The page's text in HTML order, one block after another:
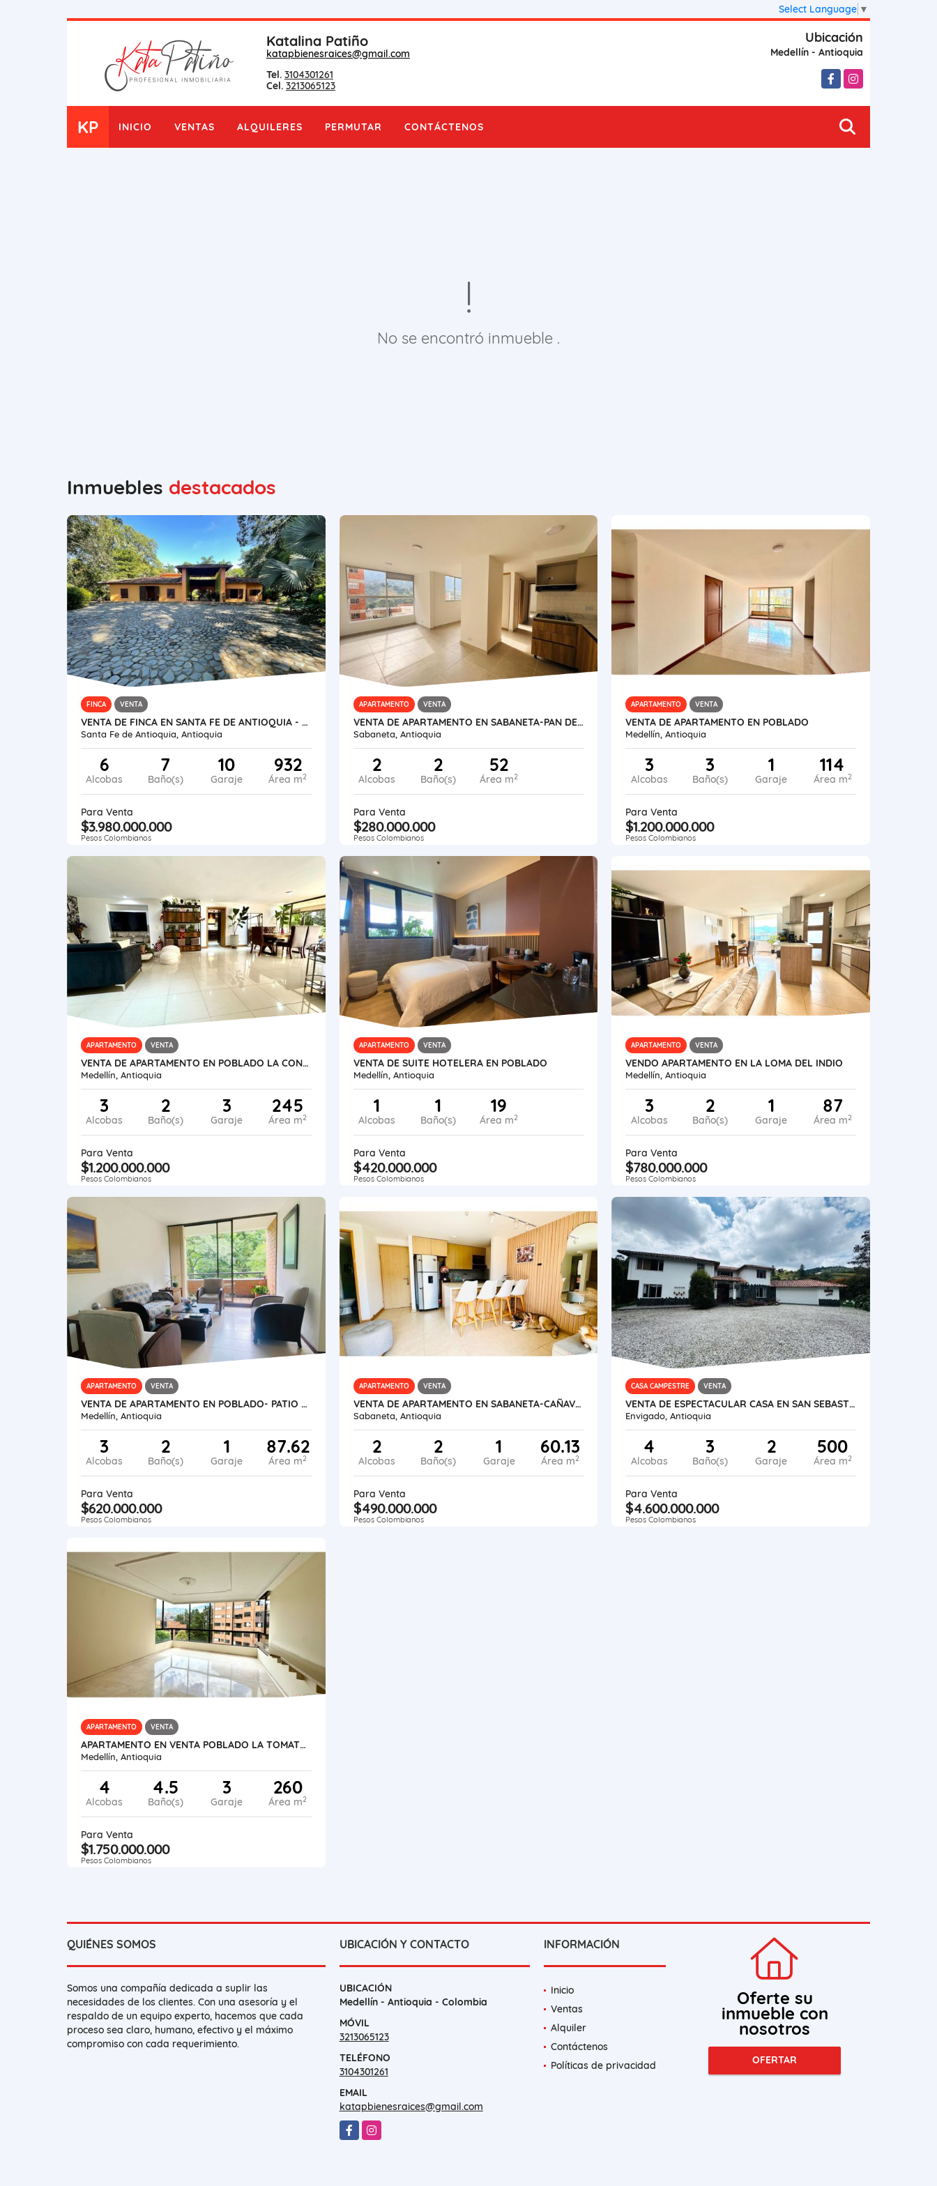
Select Language ▼
Katalina Patiño
katapbienesraices@gmail.com
Tel. 3104301261
Cel. 3213065123
Ubicación
Medellín - Antioquia
FacebookInstagram
KP INICIO VENTAS ALQUILERES PERMUTAR CONTÁCTENOS
No se encontró inmueble .
Inmuebles destacados
FINCA VENTA
VENTA DE FINCA EN SANTA FE DE ANTIOQUIA - PASO REAL, CERCA DE KANALOA
Santa Fe de Antioquia, Antioquia
6
Alcobas
7
Baño(s)
10
Garaje
932
Área m2
Para Venta
$3.980.000.000
Pesos Colombianos
APARTAMENTO VENTA
VENTA DE APARTAMENTO EN SABANETA-PAN DE AZUCAR
Sabaneta, Antioquia
2
Alcobas
2
Baño(s)
52
Área m2
Para Venta
$280.000.000
Pesos Colombianos
APARTAMENTO VENTA
VENTA DE APARTAMENTO EN POBLADO
Medellín, Antioquia
3
Alcobas
3
Baño(s)
1
Garaje
114
Área m2
Para Venta
$1.200.000.000
Pesos Colombianos
APARTAMENTO VENTA
VENTA DE APARTAMENTO EN POBLADO LA CONCHA
Medellín, Antioquia
3
Alcobas
2
Baño(s)
3
Garaje
245
Área m2
Para Venta
$1.200.000.000
Pesos Colombianos
APARTAMENTO VENTA
VENTA DE SUITE HOTELERA EN POBLADO
Medellín, Antioquia
1
Alcobas
1
Baño(s)
19
Área m2
Para Venta
$420.000.000
Pesos Colombianos
APARTAMENTO VENTA
VENDO APARTAMENTO EN LA LOMA DEL INDIO
Medellín, Antioquia
3
Alcobas
2
Baño(s)
1
Garaje
87
Área m2
Para Venta
$780.000.000
Pesos Colombianos
APARTAMENTO VENTA
VENTA DE APARTAMENTO EN POBLADO- PATIO BONITO
Medellín, Antioquia
3
Alcobas
2
Baño(s)
1
Garaje
87.62
Área m2
Para Venta
$620.000.000
Pesos Colombianos
APARTAMENTO VENTA
VENTA DE APARTAMENTO EN SABANETA-CAÑAVERALEJO
Sabaneta, Antioquia
2
Alcobas
2
Baño(s)
1
Garaje
60.13
Área m2
Para Venta
$490.000.000
Pesos Colombianos
CASA CAMPESTRE VENTA
VENTA DE ESPECTACULAR CASA EN SAN SEBASTIAN DE LA CASTELLANA- ESCOBERO
Envigado, Antioquia
4
Alcobas
3
Baño(s)
2
Garaje
500
Área m2
Para Venta
$4.600.000.000
Pesos Colombianos
APARTAMENTO VENTA
APARTAMENTO EN VENTA POBLADO LA TOMATERA
Medellín, Antioquia
4
Alcobas
4.5
Baño(s)
3
Garaje
260
Área m2
Para Venta
$1.750.000.000
Pesos Colombianos
QUIÉNES SOMOS
Somos una compañía dedicada a suplir las
necesidades de los clientes. Con una asesoría y el
respaldo de un equipo experto, hacemos que cada
proceso sea claro, humano, efectivo y el máximo
compromiso con cada requerimiento.
UBICACIÓN Y CONTACTO
UBICACIÓN
Medellín - Antioquia - Colombia
MÓVIL
3213065123
TELÉFONO
3104301261
EMAIL
katapbienesraices@gmail.com
FacebookInstagram
INFORMACIÓN
Inicio
Ventas
Alquiler
Contáctenos
Políticas de privacidad
Oferte su
inmueble con
nosotros
OFERTAR